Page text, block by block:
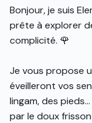
Bonjour, je suis
prête à explorer
complicité. 🌹
Je vous propose
éveilleront vos
lingam, des
par le doux